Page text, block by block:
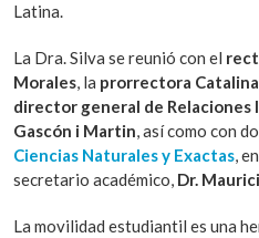
Latina.
La Dra. Silva se reunió con el
Morales, la prorrectora
director general de Relaciones
Gascón i Martin, así como con
Ciencias Naturales y Exactas,
secretario académico, Dr.
La movilidad estudiantil es una